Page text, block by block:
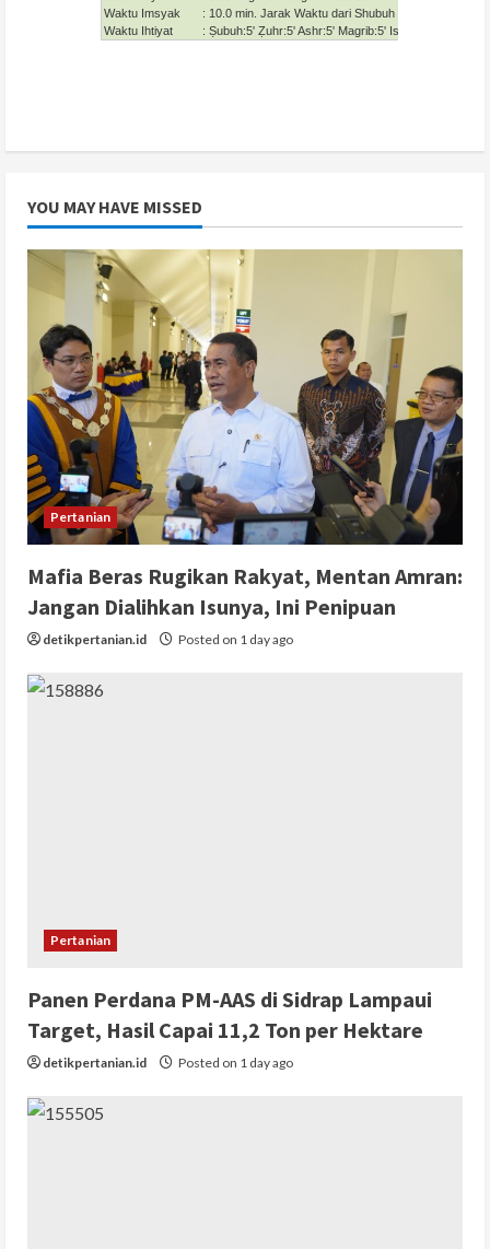
YOU MAY HAVE MISSED
Pertanian
Mafia Beras Rugikan Rakyat, Mentan Amran:
Jangan Dialihkan Isunya, Ini Penipuan
detikpertanian.id Posted on 1 day ago
Pertanian
Panen Perdana PM-AAS di Sidrap Lampaui
Target, Hasil Capai 11,2 Ton per Hektare
detikpertanian.id Posted on 1 day ago